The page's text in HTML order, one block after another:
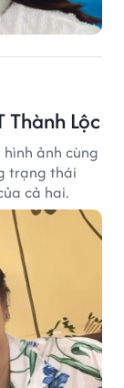
Thành Lộc
ảnh cùng
trạng thái
cả hai.